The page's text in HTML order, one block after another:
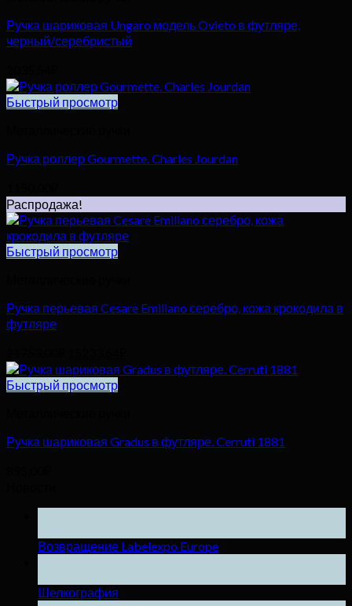
Ручка шариковая Ungaro модель Ovieto в футляре,
черный/серебристый
Быстрый просмотр
Ручка роллер Gourmette. Charles Jourdan
Распродажа!
Быстрый просмотр
Ручка перьевая Cesare Emiliano серебро, кожа крокодила в
футляре
цена
составляла
цена:
Быстрый просмотр
Ручка шариковая Gradus в футляре. Cerruti 1881
Возвращение Labelexpo Europe
Шелкография